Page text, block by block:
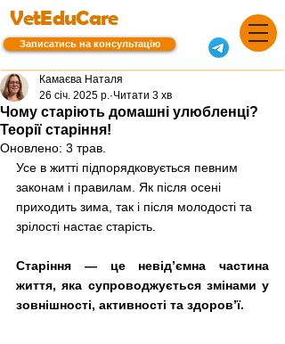
VetEduCare
Записатись на консультацію
Чому старіють домашні улюбленці?
Теорії старіння!
Камаєва Наталя
26 січ. 2025 р. Читати 3 хв
Оновлено: 3 трав.
Усе в житті підпорядковується певним
законам і правилам. Як після осені
приходить зима, так і після молодості та
зрілості настає старість.
Старіння — це невід’ємна частина
життя, яка супроводжується змінами у
зовнішності, активності та здоров’ї.